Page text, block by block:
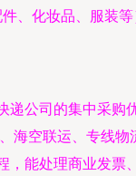
、化妆品、服装
公司的集中采购
海空联运、专线
，能处理商业发